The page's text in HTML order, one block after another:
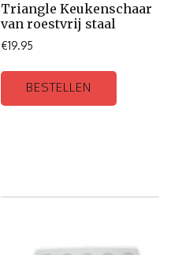
Triangle Keukenschaar
van roestvrij staal
€19.95
BESTELLEN